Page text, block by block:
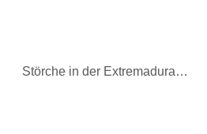
Störche in der Extremadura…